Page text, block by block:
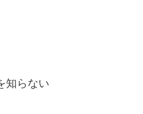
知らない